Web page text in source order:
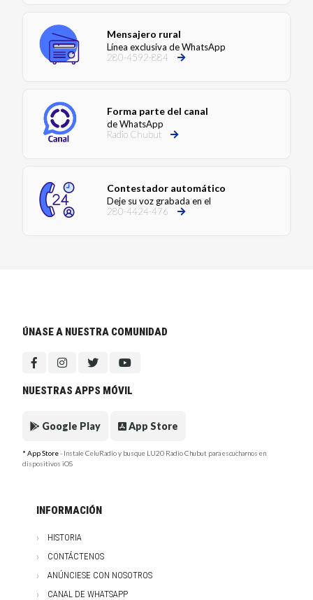
Mensajero rural
Línea exclusiva de WhatsApp
280-4592-884
Forma parte del canal
de WhatsApp
Radio Chubut
Contestador automático
Deje su voz grabada en el
280-4424-476
ÚNASE A NUESTRA COMUNIDAD
NUESTRAS APPS MÓVIL
Google Play App Store
* App Store- Instale CeluRadio y busque LU20 Radio Chubut para escucharnos en
dispositivos iOS
INFORMACIÓN
HISTORIA
CONTÁCTENOS
ANÚNCIESE CON NOSOTROS
CANAL DE WHATSAPP